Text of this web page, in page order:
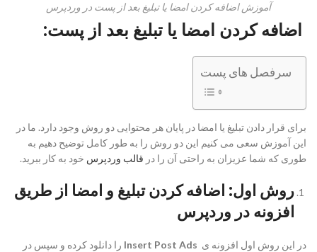
آموزش اضافه کردن امضا یا تبلیغ بعد از پست در وردپرس
اضافه کردن امضا یا تبلیغ بعد از پست:
سرفصل های پست
برای قرار دادن تبلیغ یا امضا در پایان هر محتوایی دو روش وجود دارد. ما در
این آموزش سعی می کنیم این دو روش را به طور کامل توضیح دهیم به
طوری که شما عزیزان به راحتی آن را در قالب وردپرس خود به کار ببرید.
روش اول: اضافه کردن تبلیغ و امضا از طریق
افزونه در وردپرس
در این روش اول افزونه ی Insert Post Ads را دانلود کرده و سپس در